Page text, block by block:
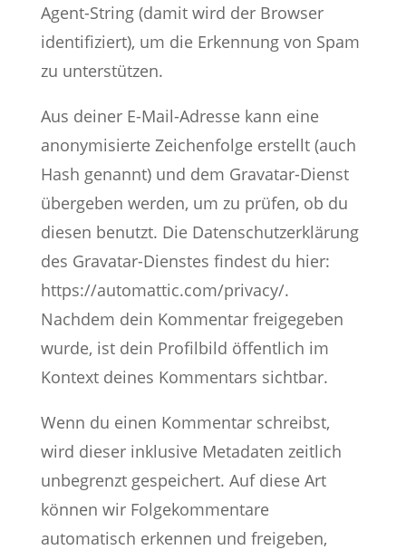
Agent-String (damit wird der Browser
identifiziert), um die Erkennung von Spam
zu unterstützen.
Aus deiner E-Mail-Adresse kann eine
anonymisierte Zeichenfolge erstellt (auch
Hash genannt) und dem Gravatar-Dienst
übergeben werden, um zu prüfen, ob du
diesen benutzt. Die Datenschutzerklärung
des Gravatar-Dienstes findest du hier:
https://automattic.com/privacy/.
Nachdem dein Kommentar freigegeben
wurde, ist dein Profilbild öffentlich im
Kontext deines Kommentars sichtbar.
Wenn du einen Kommentar schreibst,
wird dieser inklusive Metadaten zeitlich
unbegrenzt gespeichert. Auf diese Art
können wir Folgekommentare
automatisch erkennen und freigeben,